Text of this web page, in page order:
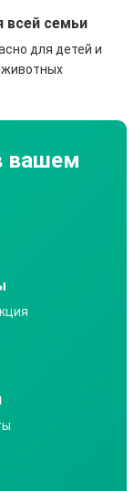
всей семьи
для детей и
животных
вашем